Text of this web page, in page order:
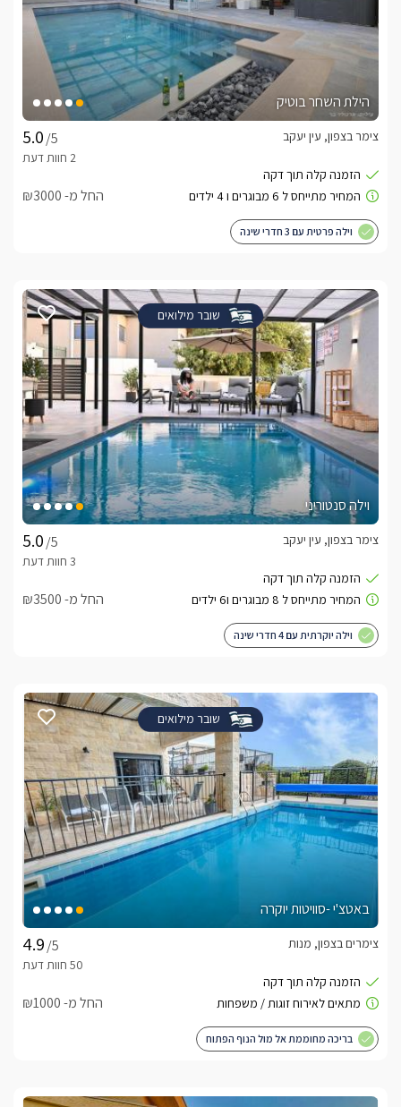
הילת השחר בוטיק
/5
צימר בצפון, עין יעקב
החל מ- ₪3000
וילה פרטית עם 3 חדרי שינה
שובר מילואים
וילה סנטוריני
/5
צימר בצפון, עין יעקב
החל מ- ₪3500
וילה יוקרתית עם 4 חדרי שינה
שובר מילואים
באטצ'י -סוויטות יוקרה
/5
צימרים בצפון, מנות
החל מ- ₪1000
בריכה מחוממת אל מול הנוף הפתוח